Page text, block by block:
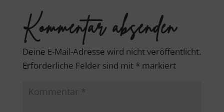
Kommentar absenden
Deine E-Mail-Adresse wird nicht veröffentlicht.
Erforderliche Felder sind mit *markiert